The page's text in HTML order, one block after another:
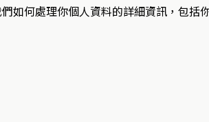
何處理你個人資料的詳細資訊，包括